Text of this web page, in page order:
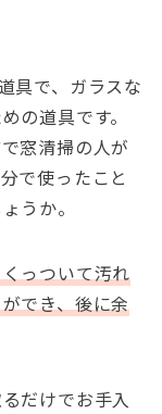
具で、ガラスな
の道具です。
窓清掃の人が
で使ったこと
うか。
っついて汚れ
でき、後に余
だけでお手入